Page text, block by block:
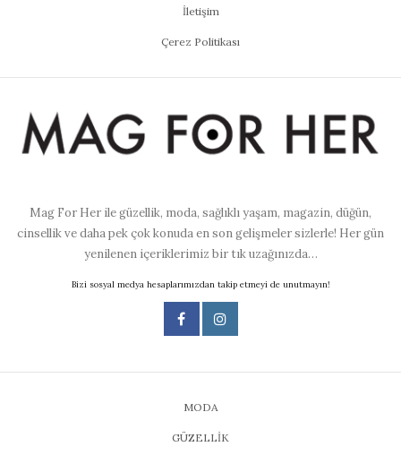
İletişim
Çerez Politikası
Mag For Her ile güzellik, moda, sağlıklı yaşam, magazin, düğün,
cinsellik ve daha pek çok konuda en son gelişmeler sizlerle! Her gün
yenilenen içeriklerimiz bir tık uzağınızda…
Bizi sosyal medya hesaplarımızdan takip etmeyi de unutmayın!
MODA
GÜZELLİK